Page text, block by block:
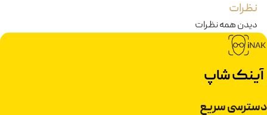
نظرات
دیدن همه نظرات
آینک شاپ
دسترسی سریع